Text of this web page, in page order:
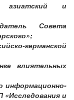
азиатский и
Совета
германской
влиятельных
информационно-
и